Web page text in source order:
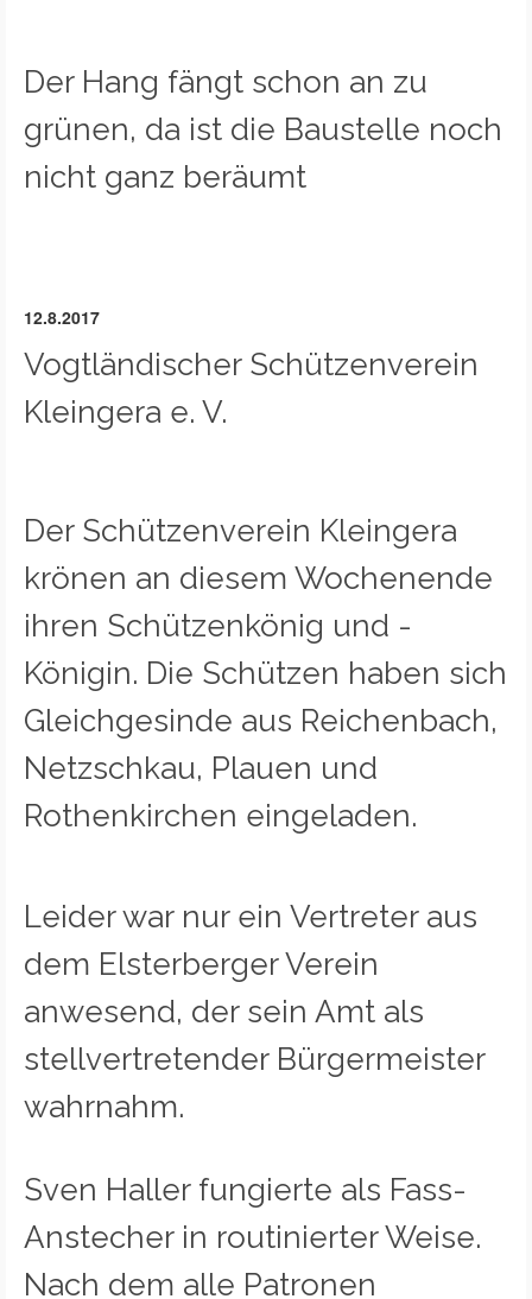
Der Hang fängt schon an zu
grünen, da ist die Baustelle noch
nicht ganz beräumt
12.8.2017
Vogtländischer Schützenverein
Kleingera e. V.
Der Schützenverein Kleingera
krönen an diesem Wochenende
ihren Schützenkönig und -
Königin. Die Schützen haben sich
Gleichgesinde aus Reichenbach,
Netzschkau, Plauen und
Rothenkirchen eingeladen.
Leider war nur ein Vertreter aus
dem Elsterberger Verein
anwesend, der sein Amt als
stellvertretender Bürgermeister
wahrnahm.
Sven Haller fungierte als Fass-
Anstecher in routinierter Weise.
Nach dem alle Patronen